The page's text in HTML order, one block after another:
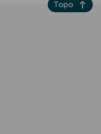
Topo